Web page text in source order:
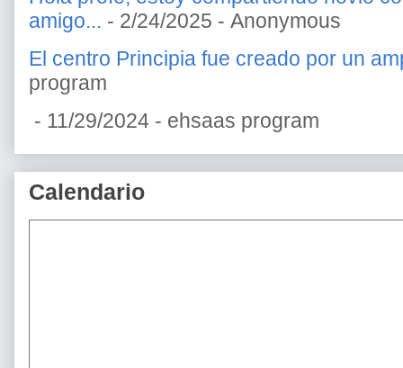
amigo... - 2/24/2025 - Anonymous
El centro Principia fue creado por un
program
- 11/29/2024 - ehsaas program
Calendario